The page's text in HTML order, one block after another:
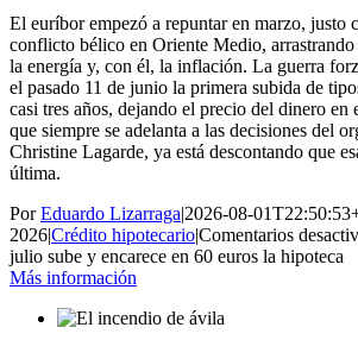
El euríbor empezó a repuntar en marzo, justo
conflicto bélico en Oriente Medio,
la energía y, con él, la inflación. La guerra
el pasado 11 de junio la primera subida de
casi tres años, dejando el precio del dinero en
que siempre se adelanta a las decisiones del
Christine Lagarde, ya está descontando que
última.
PorEduardo Lizarraga|2026-08-
2026|Crédito hipotecario|Comentarios
julio sube y encarece en 60 euros la hipoteca
Más información